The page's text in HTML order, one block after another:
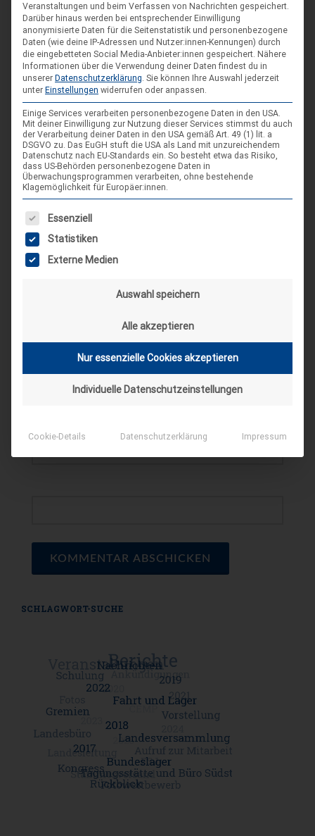
Hinterlasse einenKommentar
KOMMENTAR
title=""> <b> <blockquote cite=""> <cite>
<code> <del datetime=""> <em> <i> <q
cite=""> <s> <strike> <strong>
SCHLAGWORT-SUCHE
Veranstaltungen und beim Verfassen von Nachrichten gespeichert.
Darüber hinaus werden bei entsprechender Einwilligung
anonymisierte Daten für die Seitenstatistik und personenbezogene
Daten (wie deine IP-Adressen und Nutzer:innen-Kennungen) durch
die eingebetteten Social Media-Anbieter:innen gespeichert. Nähere
Informationen über die Verwendung deiner Daten findest du in
unserer Datenschutzerklärung Sie können Ihre Auswahl jederzeit
unter Einstellungen widerrufen oder anpassen.
Einige Services verarbeiten personenbezogene Daten in den USA.
Mit deiner Einwilligung zur Nutzung dieser Services stimmst du auch
der Verarbeitung deiner Daten in den USA gemäß Art. 49 (1) lit. a
DSGVO zu. Das EuGH stuft die USA als Land mit unzureichendem
Datenschutz nach EU-Standards ein. So besteht etwa das Risiko,
dass US-Behörden personenbezogene Daten in
Überwachungsprogrammen verarbeiten, ohne bestehende
Klagemöglichkeit für Europäer:innen.
Es folgt eine Liste der Service-Gruppen, für die eine
Essenziell
Statistiken
Externe Medien
Auswahl speichern
Alle akzeptieren
Nur essenzielle Cookies akzeptieren
Individuelle Datenschutzeinstellungen
Cookie-Details Datenschutzerklärung Impressum